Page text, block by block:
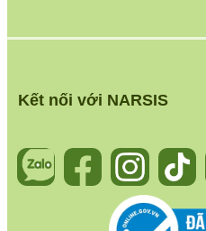
Kết nối với NARSIS